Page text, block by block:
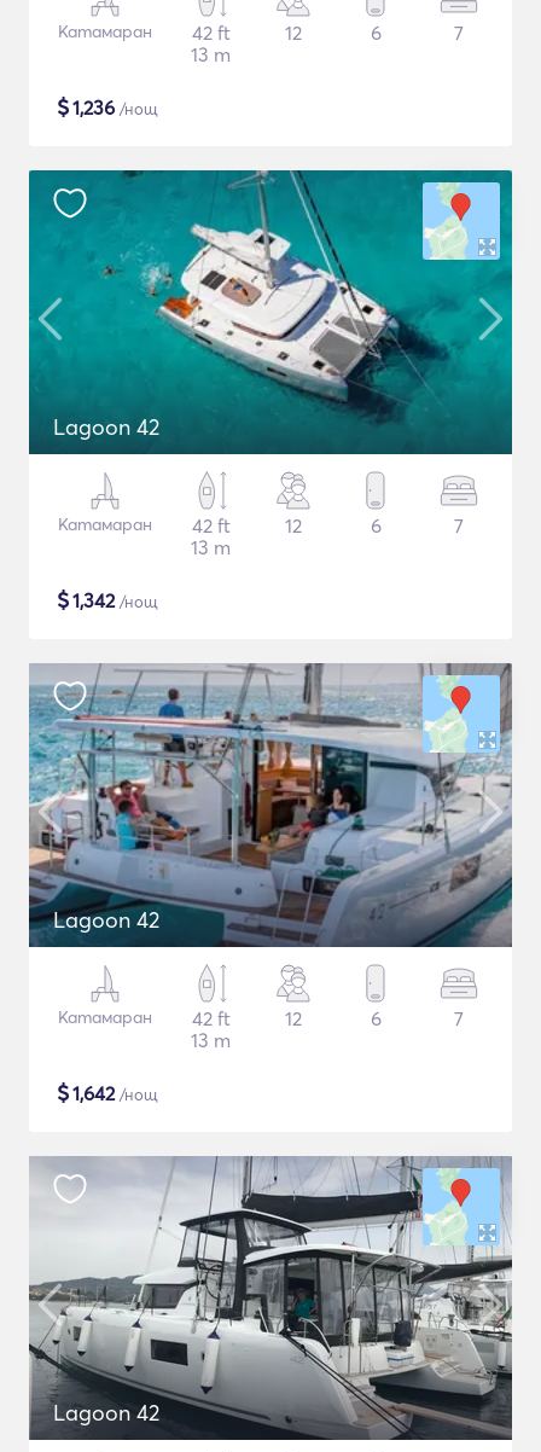
Катамаран
42 ft
13 m
12 6 7
$1,236 /нощ
Lagoon 42
Катамаран
42 ft
13 m
12 6 7
$1,342/нощ
Lagoon 42
Катамаран
42 ft
13 m
12 6 7
$1,642/нощ
Lagoon 42